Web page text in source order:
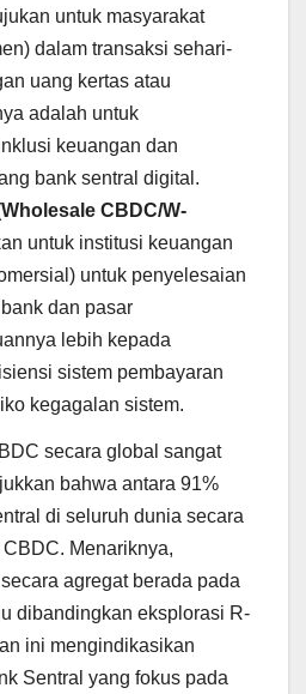
untuk masyarakat
dalam transaksi sehari-
uang kertas atau
adalah untuk
keuangan dan
bank sentral digital.
CBDC/W-
untuk institusi keuangan
untuk penyelesaian
dan pasar
lebih kepada
sistem pembayaran
kegagalan sistem.
secara global sangat
bahwa antara 91%
di seluruh dunia secara
Menariknya,
agregat berada pada
dibandingkan eksplorasi R-
ini mengindikasikan
Sentral yang fokus pada